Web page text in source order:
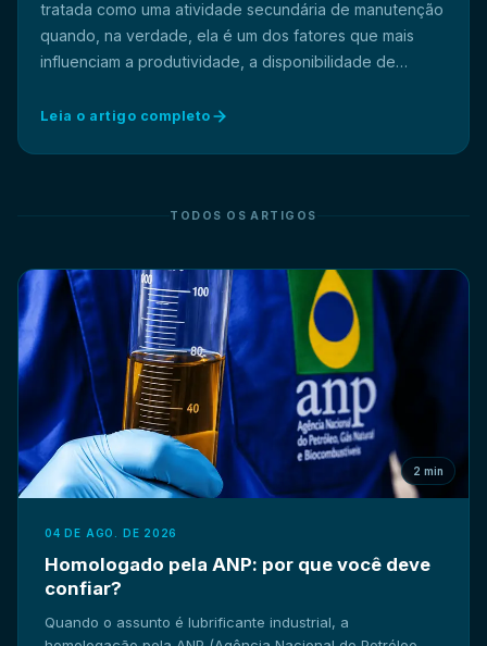
tratada como uma atividade secundária de manutenção
quando, na verdade, ela é um dos fatores que mais
influenciam a produtividade, a disponibilidade de
operação.
Leia o artigo completo
TODOS OS ARTIGOS
2 min
04 DE AGO. DE 2026
Homologado pela ANP: por que você deve
confiar?
Quando o assunto é lubrificante industrial, a